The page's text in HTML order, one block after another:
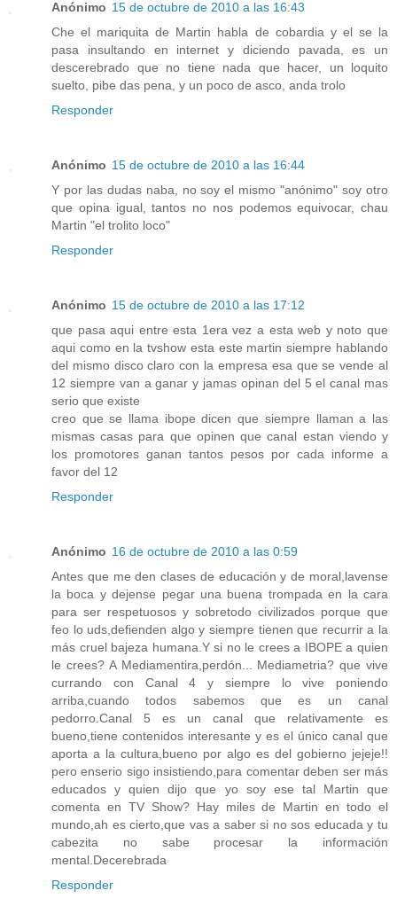
Anónimo 15 de octubre de 2010 a las 16:43
Che el mariquita de Martin habla de cobardia y el se la
pasa insultando en internet y diciendo pavada, es un
descerebrado que no tiene nada que hacer, un loquito
suelto, pibe das pena, y un poco de asco, anda trolo
Responder
Anónimo 15 de octubre de 2010 a las 16:44
Y por las dudas naba, no soy el mismo "anónimo" soy otro
que opina igual, tantos no nos podemos equivocar, chau
Martin "el trolito loco"
Responder
Anónimo 15 de octubre de 2010 a las 17:12
que pasa aqui entre esta 1era vez a esta web y noto que
aqui como en la tvshow esta este martin siempre hablando
del mismo disco claro con la empresa esa que se vende al
12 siempre van a ganar y jamas opinan del 5 el canal mas
serio que existe
creo que se llama ibope dicen que siempre llaman a las
mismas casas para que opinen que canal estan viendo y
los promotores ganan tantos pesos por cada informe a
favor del 12
Responder
Anónimo 16 de octubre de 2010 a las 0:59
Antes que me den clases de educación y de moral,lavense
la boca y dejense pegar una buena trompada en la cara
para ser respetuosos y sobretodo civilizados porque que
feo lo uds,defienden algo y siempre tienen que recurrir a la
más cruel bajeza humana.Y si no le crees a IBOPE a quien
le crees? A Mediamentira,perdón... Mediametria? que vive
currando con Canal 4 y siempre lo vive poniendo
arriba,cuando todos sabemos que es un canal
pedorro.Canal 5 es un canal que relativamente es
bueno,tiene contenidos interesante y es el único canal que
aporta a la cultura,bueno por algo es del gobierno jejeje!!
pero enserio sigo insistiendo,para comentar deben ser más
educados y quien dijo que yo soy ese tal Martin que
comenta en TV Show? Hay miles de Martin en todo el
mundo,ah es cierto,que vas a saber si no sos educada y tu
cabezita no sabe procesar la información
mental.Decerebrada
Responder